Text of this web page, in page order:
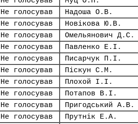
Не голосував Надоша О.В.
Не голосував Новікова Ю.В.
Не голосував Омельянович Д.С.
Не голосував Павленко Е.І.
Не голосував Писарчук П.І.
Не голосував Піскун С.М.
Не голосував Плохой І.І.
Не голосував Потапов В.І.
Не голосував Пригодський А.В.
Не голосував Прутнік Е.А.